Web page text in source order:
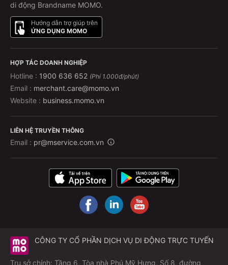
di động Brandname MOMO.
Hướng dẫn trợ giúp trên
ỨNG DỤNG MOMO
HỢP TÁC DOANH NGHIỆP
Hotline : 1900 636 652 (Phí 1.000đ/phút)
Email : merchant.care@momo.vn
Website : business.momo.vn
LIÊN HỆ TRUYỀN THÔNG
Email : pr@mservice.com.vn
CÔNG TY CỔ PHẦN DỊCH VỤ DI ĐỘNG TRỰC TUYẾN
Trụ sở chính: Tầng 6, Tòa nhà Phú Mỹ Hưng, Số 8, đường